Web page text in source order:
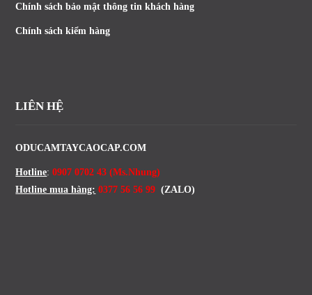
Chính sách bảo mật thông tin khách hàng
Chính sách kiểm hàng
LIÊN HỆ
ODUCAMTAYCAOCAP.COM
Hotline:0907 0702 43 (Ms.Nhung)
Hotline mua hàng: 0377 56 56 99 (ZALO)